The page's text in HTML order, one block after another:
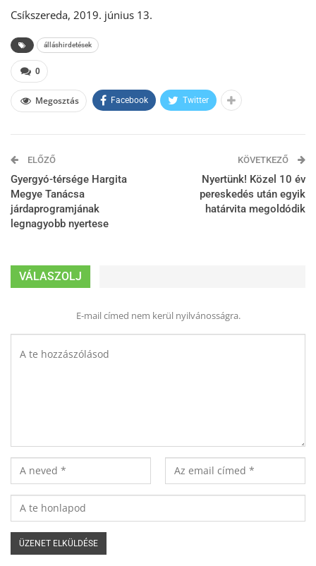
Csíkszereda, 2019. június 13.
álláshirdetések
0
Megosztás Facebook Twitter
ELŐZŐ
Gyergyó-térsége Hargita
Megye Tanácsa
járdaprogramjának
legnagyobb nyertese
KÖVETKEZŐ
Nyertünk! Közel 10 év
pereskedés után egyik
határvita megoldódik
VÁLASZOLJ
E-mail címed nem kerül nyilvánosságra.